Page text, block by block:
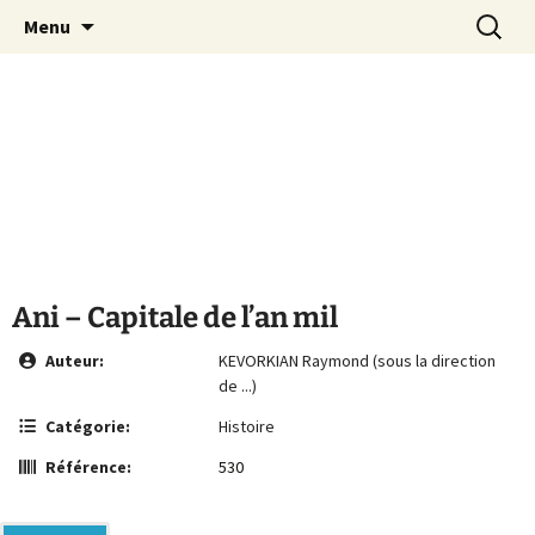
MCA Vienne
Le site de la Maison de la Culture
Arménienne de Vienne
Menu
Ani – Capitale de l’an mil
Auteur:
KEVORKIAN Raymond (sous la direction
de ...)
Catégorie:
Histoire
Référence:
530